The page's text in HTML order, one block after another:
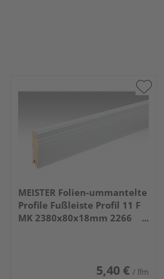
MEISTER Folien-ummantelte
Profile Fußleiste Profil 11 F
MK 2380x80x18mm 2266
5,40 € / lfm